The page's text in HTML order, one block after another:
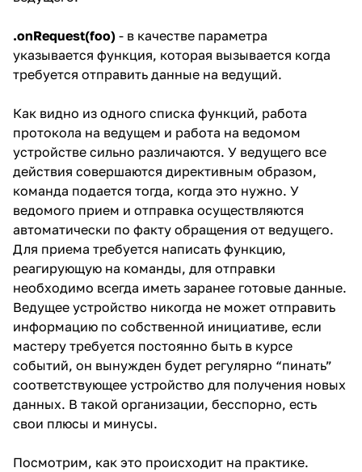
.onRequest(foo) - в качестве параметра
указывается функция, которая вызывается когда
требуется отправить данные на ведущий.
Как видно из одного списка функций, работа
протокола на ведущем и работа на ведомом
устройстве сильно различаются. У ведущего все
действия совершаются директивным образом,
команда подается тогда, когда это нужно. У
ведомого прием и отправка осуществляются
автоматически по факту обращения от ведущего.
Для приема требуется написать функцию,
реагирующую на команды, для отправки
необходимо всегда иметь заранее готовые данные.
Ведущее устройство никогда не может отправить
информацию по собственной инициативе, если
мастеру требуется постоянно быть в курсе
событий, он вынужден будет регулярно “пинать”
соответствующее устройство для получения новых
данных. В такой организации, бесспорно, есть
свои плюсы и минусы.
Посмотрим, как это происходит на практике.